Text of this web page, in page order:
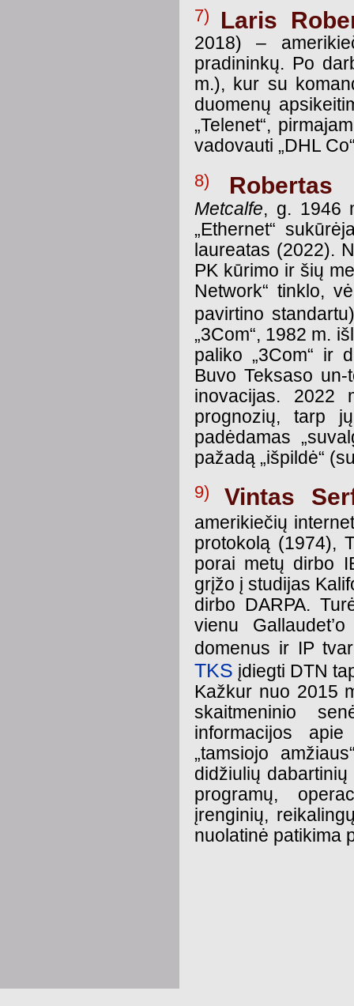
7) Laris
2018) –
pradininkų. Po
m.), kur su
duomenų
„Telenet“,
vadovauti „DHL
8) Robertas
Metcalfe, g. 1946
„Ethernet“
laureatas (2022).
PK kūrimo ir šių
Network“ tinklo,
pavirtino
„3Com“, 1982 m.
paliko „3Com“ ir
Buvo Teksaso
inovacijas. 2022
prognozių, tarp
padėdamas
pažadą „išpildė“
9) Vintas
amerikiečių
protokolą (1974),
porai metų dirbo
grįžo į studijas
dirbo DARPA.
vienu
domenus ir IP
TKS įdiegti DTN
Kažkur nuo 2015
skaitmeninio
informacijos
„tamsiojo
didžiulių
programų,
įrenginių,
nuolatinė patikima